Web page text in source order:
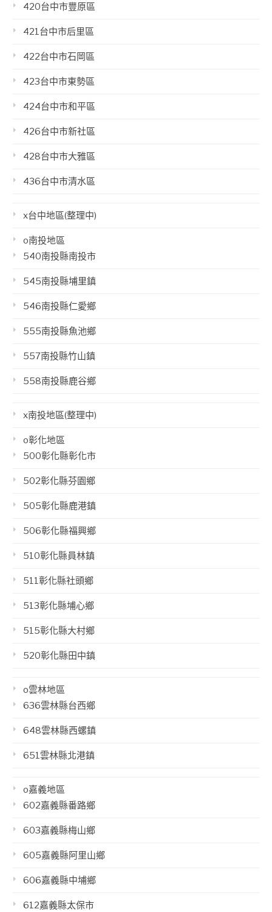
420台中市豐原區
421台中市后里區
422台中市石岡區
423台中市東勢區
424台中市和平區
426台中市新社區
428台中市大雅區
436台中市清水區
x台中地區(整理中)
o南投地區
540南投縣南投市
545南投縣埔里鎮
546南投縣仁愛鄉
555南投縣魚池鄉
557南投縣竹山鎮
558南投縣鹿谷鄉
x南投地區(整理中)
o彰化地區
500彰化縣彰化市
502彰化縣芬園鄉
505彰化縣鹿港鎮
506彰化縣福興鄉
510彰化縣員林鎮
511彰化縣社頭鄉
513彰化縣埔心鄉
515彰化縣大村鄉
520彰化縣田中鎮
o雲林地區
636雲林縣台西鄉
648雲林縣西螺鎮
651雲林縣北港鎮
o嘉義地區
602嘉義縣番路鄉
603嘉義縣梅山鄉
605嘉義縣阿里山鄉
606嘉義縣中埔鄉
612嘉義縣太保市